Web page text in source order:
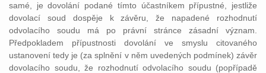
samé, je dovolání podané tímto účastníkem přípustné, jestliže
dovolací soud dospěje k závěru, že napadené rozhodnutí
odvolacího soudu má po právní stránce zásadní význam.
Předpokladem přípustnosti dovolání ve smyslu citovaného
ustanovení tedy je (za splnění v něm uvedených podmínek) závěr
dovolacího soudu, že rozhodnutí odvolacího soudu (popřípadě